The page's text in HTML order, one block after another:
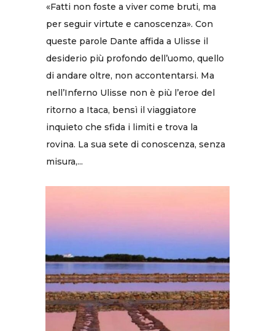
«Fatti non foste a viver come bruti, ma
per seguir virtute e canoscenza». Con
queste parole Dante affida a Ulisse il
desiderio più profondo dell’uomo, quello
di andare oltre, non accontentarsi. Ma
nell’Inferno Ulisse non è più l’eroe del
ritorno a Itaca, bensì il viaggiatore
inquieto che sfida i limiti e trova la
rovina. La sua sete di conoscenza, senza
misura,...